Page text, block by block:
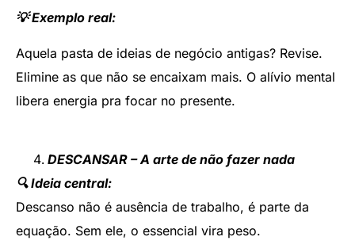
💡 Exemplo real:
Aquela pasta de ideias de negócio antigas? Revise.
Elimine as que não se encaixam mais. O alívio mental
libera energia pra focar no presente.
DESCANSAR – A arte de não fazer nada
🔍 Ideia central:
Descanso não é ausência de trabalho, é parte da
equação. Sem ele, o essencial vira peso.